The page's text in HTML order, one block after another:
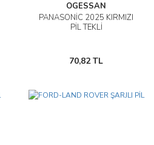
OGESSAN
PANASONİC 2025 KIRMIZI
PİL TEKLİ
70,82 TL